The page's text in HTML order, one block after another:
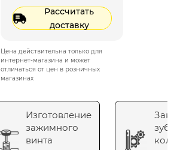
Рассчитать
доставку
Цена действительна только для
интернет-магазина и может
отличаться от цен в розничных
магазинах
Изготовление
зажимного
винта